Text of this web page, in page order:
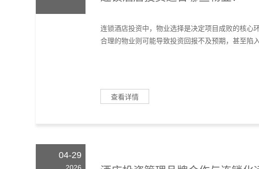
连锁酒店投资中，物业选择是决定项目成败的核心
合理的物业则可能导致投资回报不及预期，甚至陷
查看详情
04-29